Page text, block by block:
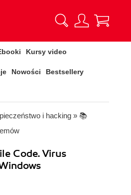
Kursy video
Nowości Bestsellery
i hacking » 📚
Code. Virus